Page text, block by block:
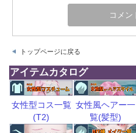
トップページに戻る
アイテムカタログ
女性型コス一覧
(T2)
女性風ヘアー一
覧(髪型)